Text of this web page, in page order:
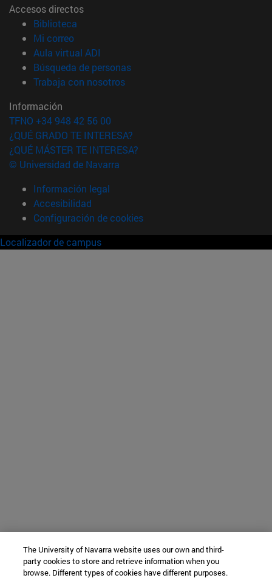
Accesos directos
Biblioteca
Mi correo(abre en nueva ventana)
Aula virtual ADI
Búsqueda de personas(abre en nueva ventana)
Trabaja con nosotros(abre en nueva ventana)
Información
TFNO +34 948 42 56 00
¿QUÉ GRADO TE INTERESA?
¿QUÉ MÁSTER TE INTERESA?
© Universidad de Navarra
Información legal
Accesibilidad
Configuración de cookies
Localizador de campus
The University of Navarra website uses our own and third-
party cookies to store and retrieve information when you
browse. Different types of cookies have different purposes.